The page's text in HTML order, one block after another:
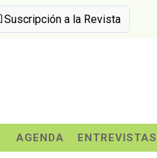
Suscripción a la Revista
AGENDA ENTREVISTAS